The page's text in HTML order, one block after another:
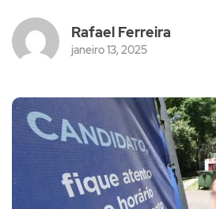
Rafael Ferreira
janeiro 13, 2025